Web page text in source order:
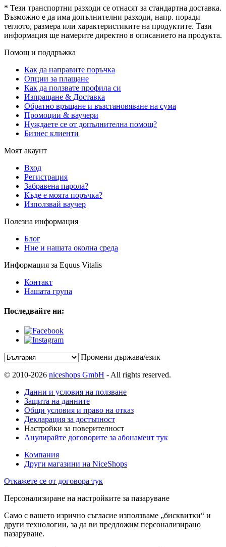
* Тези транспортни разходи се отнасят за стандартна доставка.
Възможно е да има допълнителни разходи, напр. поради
теглото, размера или характеристиките на продуктите. Тази
информация ще намерите директно в описанието на продукта.
Помощ и поддръжка
Как да направите поръчка
Опции за плащане
Как да ползвате профила си
Изпращане & Доставка
Обратно връщане и възстановяване на сума
Промоции & ваучери
Нуждаете се от допълнителна помощ?
Бизнес клиенти
Моят акаунт
Вход
Регистрация
Забравена парола?
Къде е моята поръчка?
Използвай ваучер
Полезна информация
Блог
Ние и нашата околна среда
Информация за Equus Vitalis
Контакт
Нашата група
Последвайте ни:
Промени държава/език
© 2010-2026 niceshops GmbH - All rights reserved.
Данни и условия на ползване
Защита на данните
Общи условия и право на отказ
Декларация за достъпност
Настройки за поверителност
Анулирайте договорите за абонамент тук
Компания
Други магазини на NiceShops
Откажете се от договора тук
Персонализиране на настройките за пазаруване
Само с вашето изрично съгласие използваме „бисквитки“ и
други технологии, за да ви предложим персонализирано
пазаруване.